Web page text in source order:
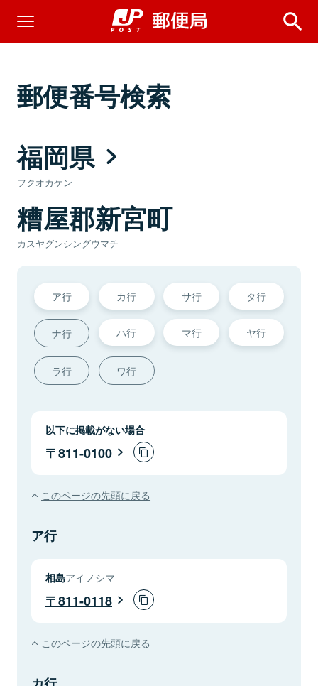
郵便番号検索
福岡県
フクオカケン
糟屋郡新宮町
カスヤグンシングウマチ
ア行 カ行 サ行 タ行
ナ行 ハ行 マ行 ヤ行
ラ行 ワ行
以下に掲載がない場合
811-0100
このページの先頭に戻る
ア行
相島アイノシマ
811-0118
このページの先頭に戻る